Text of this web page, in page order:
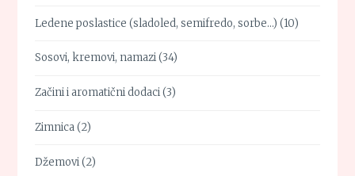
Ledene poslastice (sladoled, semifredo, sorbe…) (10)
Sosovi, kremovi, namazi(34)
Začini i aromatični dodaci(3)
Zimnica(2)
Džemovi(2)